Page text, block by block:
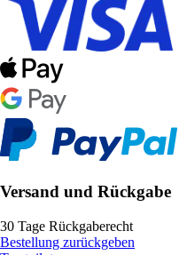
Versand und Rückgabe
30 Tage Rückgaberecht
Bestellung zurückgeben